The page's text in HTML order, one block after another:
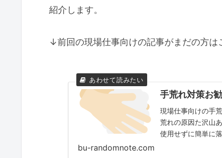
紹介します。
↓前回の現場仕事向けの記事がまだの方
手荒れ対策お
現場仕事向けの手
荒れの原因た沢山
使用せずに簡単に
bu-randomnote.com